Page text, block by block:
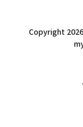
Copyright 2026